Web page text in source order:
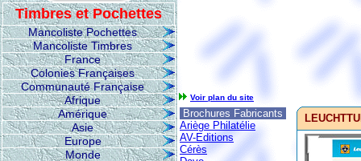
Timbres et Pochettes
Mancoliste Pochettes
Mancoliste Timbres
France
Colonies Françaises
Communauté Française
Afrique
Amérique
Asie
Europe
Monde
Voir plan du site
Brochures Fabricants
Ariège Philatélie
AV-Editions
Cérès